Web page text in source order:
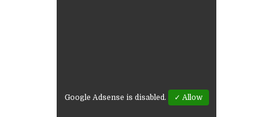
Google Adsense is disabled. ✓ Allow